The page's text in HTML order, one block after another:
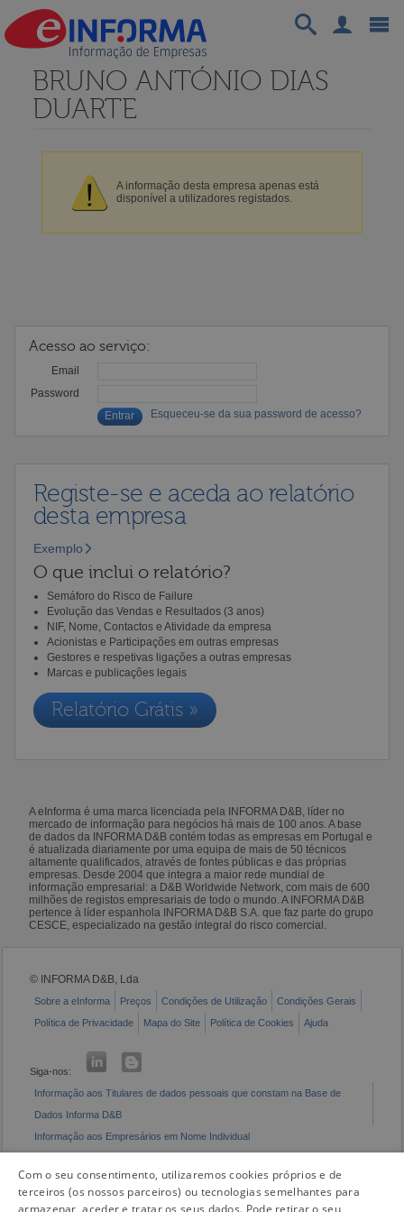
BRUNO ANTÓNIO DIAS
DUARTE
A informação desta empresa apenas está
disponível a utilizadores registados.
Acesso ao serviço:
Email
Password
Esqueceu-se da sua password de acesso?
Registe-se e aceda ao relatório
desta empresa
Exemplo
O que inclui o relatório?
Semáforo do Risco de Failure
Evolução das Vendas e Resultados (3 anos)
NIF, Nome, Contactos e Atividade da empresa
Acionistas e Participações em outras empresas
Gestores e respetivas ligações a outras empresas
Marcas e publicações legais
Relatório Grátis »
A eInforma é uma marca licenciada pela INFORMA D&B, líder no
mercado de informação para negócios há mais de 100 anos. A base
de dados da INFORMA D&B contém todas as empresas em Portugal e
é atualizada diariamente por uma equipa de mais de 50 técnicos
altamente qualificados, através de fontes públicas e das próprias
empresas. Desde 2004 que integra a maior rede mundial de
informação empresarial: a D&B Worldwide Network, com mais de 600
milhões de registos empresariais de todo o mundo. A INFORMA D&B
pertence à líder espanhola INFORMA D&B S.A. que faz parte do grupo
CESCE, especializado na gestão integral do risco comercial.
© INFORMA D&B, Lda
Sobre a eInforma Preços Condições de Utilização
Condições Gerais
Política de Privacidade
Mapa do Site Política de Cookies Ajuda
Siga-nos:
Informação aos Titulares de dados pessoais que constam na Base de
Dados Informa D&B
Informação aos Empresários em Nome Individual
Com o seu consentimento, utilizaremos cookies próprios e de
terceiros (os nossos parceiros) ou tecnologias semelhantes para
armazenar, aceder e tratar os seus dados. Pode retirar o seu